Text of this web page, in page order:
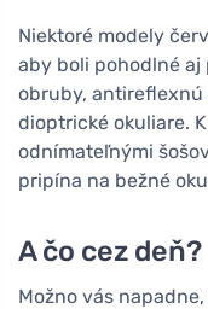
Niektoré modely
aby boli pohodlné aj
obruby, antireflexnú
dioptrické okuliare.
odnímateľnými
pripína na bežné
A čo cez deň?
Možno vás